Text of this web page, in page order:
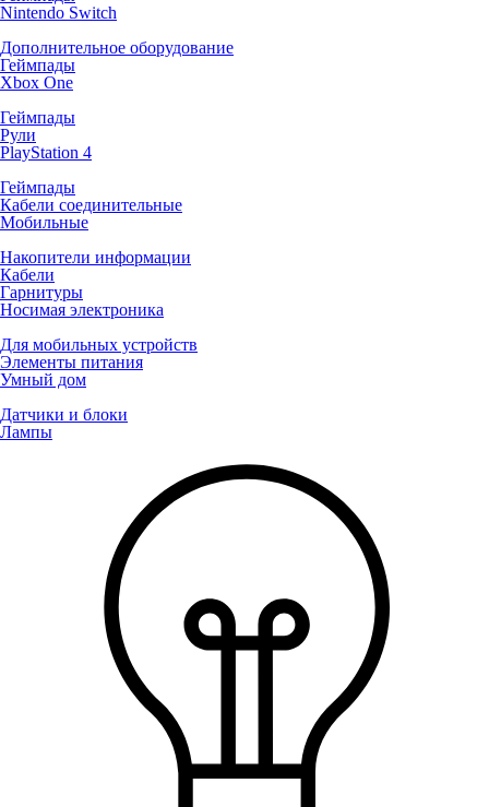
Nintendo Switch
Дополнительное оборудование
Геймпады
Xbox One
Геймпады
Рули
PlayStation 4
Геймпады
Кабели соединительные
Мобильные
Накопители информации
Кабели
Гарнитуры
Носимая электроника
Для мобильных устройств
Элементы питания
Умный дом
Датчики и блоки
Лампы